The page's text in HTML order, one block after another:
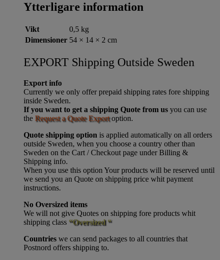
Ytterligare information
Vikt
0,5 kg
Dimensioner 54 × 14 × 2 cm
EXPORT Shipping Outside Sweden
Export info
Currently we only offer prepaid shipping rates fore shipping
inside Sweden.
If you want to get a shipping Quote from us you can use
the Request a Quote Exportoption.
Quote shipping option is applied automatically on all orders
outside Sweden, when you choose a country other than
Sweden on the Cart / Checkout page under Billing &
Shipping info.
When you use this option Your products will be reserved until
we send you an Quote on shipping price whit payment
instructions.
No Oversized items
We will not give Quotes on shipping fore products whit
shipping class “Oversized “
Countries we can send packages to all countries that
Postnord offers shipping to.